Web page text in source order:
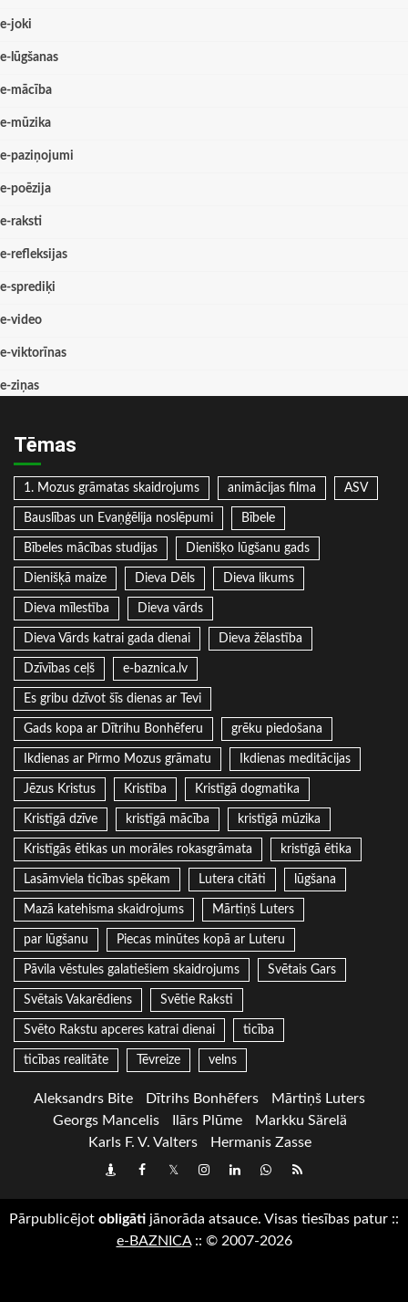
e-joki
e-lūgšanas
e-mācība
e-mūzika
e-paziņojumi
e-poēzija
e-raksti
e-refleksijas
e-sprediķi
e-video
e-viktorīnas
e-ziņas
Tēmas
1. Mozus grāmatas skaidrojums animācijas filma ASV
Bauslības un Evaņģēlija noslēpumi Bībele
Bībeles mācības studijas Dienišķo lūgšanu gads
Dienišķā maize Dieva Dēls Dieva likums
Dieva mīlestība Dieva vārds
Dieva Vārds katrai gada dienai Dieva žēlastība
Dzīvības ceļš e-baznica.lv
Es gribu dzīvot šīs dienas ar Tevi
Gads kopa ar Dītrihu Bonhēferu grēku piedošana
Ikdienas ar Pirmo Mozus grāmatu Ikdienas meditācijas
Jēzus Kristus Kristība Kristīgā dogmatika
Kristīgā dzīve kristīgā mācība kristīgā mūzika
Kristīgās ētikas un morāles rokasgrāmata kristīgā ētika
Lasāmviela ticības spēkam Lutera citāti lūgšana
Mazā katehisma skaidrojums Mārtiņš Luters
par lūgšanu Piecas minūtes kopā ar Luteru
Pāvila vēstules galatiešiem skaidrojums Svētais Gars
Svētais Vakarēdiens Svētie Raksti
Svēto Rakstu apceres katrai dienai ticība
ticības realitāte Tēvreize velns
Aleksandrs Bite Dītrihs Bonhēfers
Mārtiņš Luters
Georgs Mancelis
Ilārs Plūme
Markku Särelä
Karls F. V. Valters
Hermanis Zasse
DraugiemFacebook
TwitterInstagram
LinkedInwhatsapp
RSS
Pārpublicējot obligāti jānorāda atsauce. Visas tiesības patur ::
e-BAZNICA:: © 2007-2026